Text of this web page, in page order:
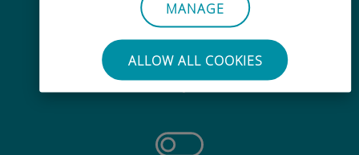
MANAGE
ALLOW ALL COOKIES
Moeiteloos
Je hoeft je bestaande simkaart niet
te verwijderen